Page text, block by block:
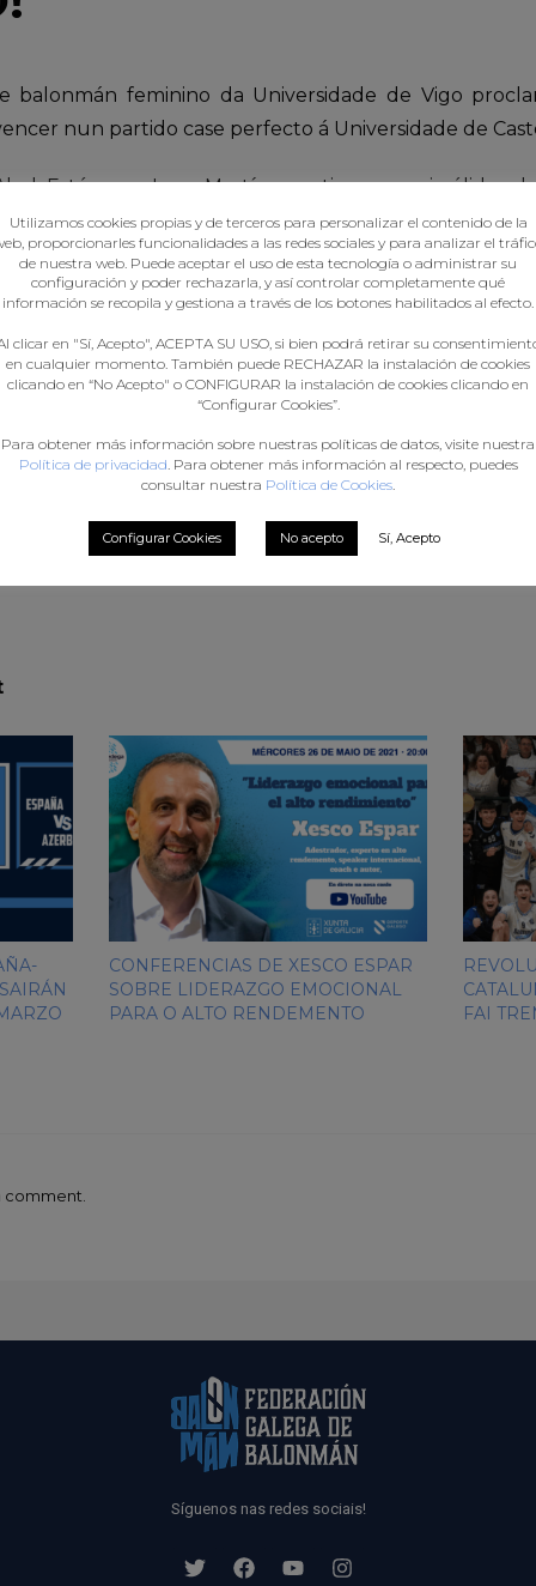
balonmán feminino da Universidade de Vigo
nun partido case perfecto á Universidade de
Estévez e Isma Martínez estiveron moi sólidas
en ataque, o que lles permitiu romper o
como frear este furacán ofensivo, con Sarai Martín á
gañaban 19-14.
saír moi forte e logrou aumentar as distancias
vez máis a defensa e a actuación das porteiras
28 e a Universidade de Vigo logrou o título.
CONFERENCIAS DE XESCO ESPAR
SOBRE LIDERAZGO EMOCIONAL
PARA O ALTO RENDEMENTO
FAI
comment.
Síguenos nas redes sociais!
Utilizamos cookies propias y de terceros para personalizar el contenido de la
proporcionarles funcionalidades a las redes sociales y para analizar el
de nuestra web. Puede aceptar el uso de esta tecnología o administrar su
configuración y poder rechazarla, y así controlar completamente qué
información se recopila y gestiona a través de los botones habilitados al efecto.
clicar en "Sí, Acepto", ACEPTA SU USO, si bien podrá retirar su
en cualquier momento. También puede RECHAZAR la instalación de cookies
clicando en “No Acepto" o CONFIGURAR la instalación de cookies clicando en
“Configurar Cookies”.
Para obtener más información sobre nuestras políticas de datos, visite nuestra
Política de privacidad. Para obtener más información al respecto, puedes
consultar nuestra Política de Cookies.
Configurar Cookies No acepto Sí, Acepto